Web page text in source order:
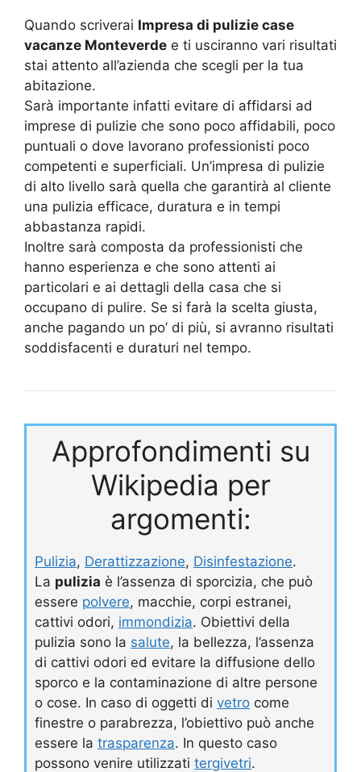
Quando scriverai Impresa di pulizie case
vacanze Monteverde e ti usciranno vari risultati
stai attento all’azienda che scegli per la tua
abitazione.
Sarà importante infatti evitare di affidarsi ad
imprese di pulizie che sono poco affidabili, poco
puntuali o dove lavorano professionisti poco
competenti e superficiali. Un’impresa di pulizie
di alto livello sarà quella che garantirà al cliente
una pulizia efficace, duratura e in tempi
abbastanza rapidi.
Inoltre sarà composta da professionisti che
hanno esperienza e che sono attenti ai
particolari e ai dettagli della casa che si
occupano di pulire. Se si farà la scelta giusta,
anche pagando un po’ di più, si avranno risultati
soddisfacenti e duraturi nel tempo.
Approfondimenti su
Wikipedia per
argomenti:
Pulizia, Derattizzazione, Disinfestazione.
La pulizia è l’assenza di sporcizia, che può
essere polvere, macchie, corpi estranei,
cattivi odori, immondizia. Obiettivi della
pulizia sono la salute, la bellezza, l’assenza
di cattivi odori ed evitare la diffusione dello
sporco e la contaminazione di altre persone
o cose. In caso di oggetti di vetro come
finestre o parabrezza, l’obiettivo può anche
essere la trasparenza. In questo caso
possono venire utilizzati tergivetri.